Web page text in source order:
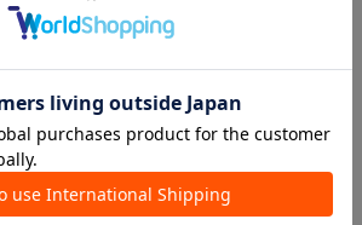
のアイテムを見た人は
アイテムも見ています